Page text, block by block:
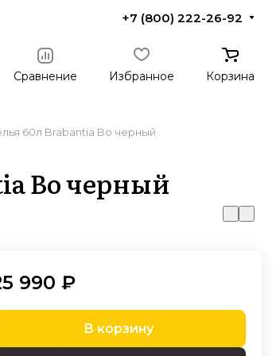
+7 (800) 222-26-92
Сравнение Избранное Корзина
60л Brabantia Bo черный
Bo черный
990 ₽
В корзину